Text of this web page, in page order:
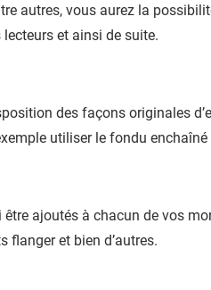
autres, vous aurez la
et ainsi de suite.
des façons originales
utiliser le fondu
ajoutés à chacun de vos
flanger et bien d’autres.